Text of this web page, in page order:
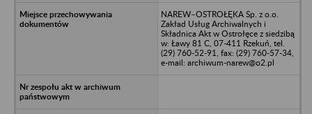
NAREW–OSTROŁĘKA Sp. z o.o.
Zakład Usług Archiwalnych i
Składnica Akt w Ostrołęce z siedzibą
w: Ławy 81 C, 07-411 Rzekuń, tel.
(29) 760-52-91, fax: (29) 760-57-34,
e-mail: archiwum-narew@o2.pl